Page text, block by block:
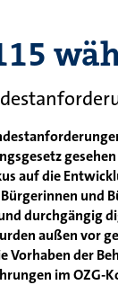
auf die
und
durchgängig
außen vor
Vorhaben der
im OZG-